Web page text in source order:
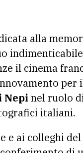
alla
il cinema
per
Nepi nel ruolo
italiani.
e ai colleghi